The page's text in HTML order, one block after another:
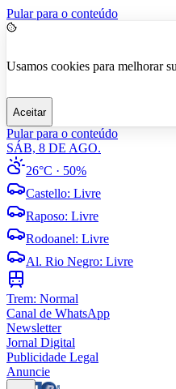
Pular para o conteúdo
Usamos cookies para melhorar
Aceitar
Pular para o conteúdo
SÁB, 8 DE AGO.
26°C · 50%
Castello: Livre
Raposo: Livre
Rodoanel: Livre
Al. Rio Negro: Livre
Trem: Normal
Canal de WhatsApp
Newsletter
Jornal Digital
Publicidade Legal
Anuncie